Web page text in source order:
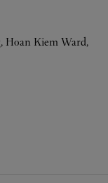
Hoan Kiem Ward,